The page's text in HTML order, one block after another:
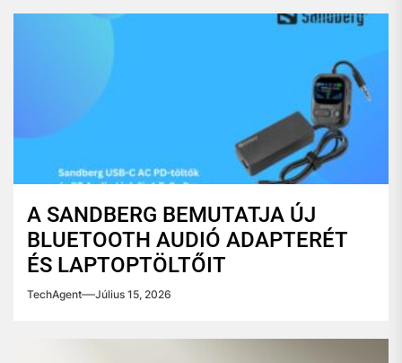
A SANDBERG BEMUTATJA ÚJ
BLUETOOTH AUDIÓ ADAPTERÉT
ÉS LAPTOPTÖLTŐIT
TechAgent Július 15, 2026